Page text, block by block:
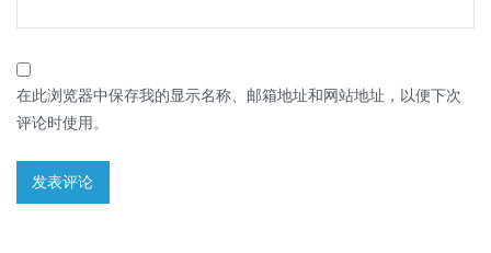
在此浏览器中保存我的显示名称、邮箱地址和网站地址，以便下次
评论时使用。